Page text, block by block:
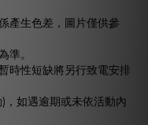
產生色差，圖片僅供參
準。
時性短缺將另行致電安排
如遇逾期或未依活動內